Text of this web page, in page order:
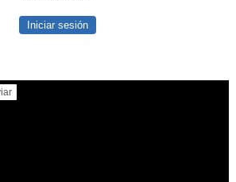
Iniciar sesión